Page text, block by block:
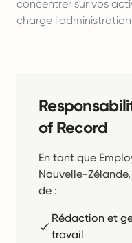
concentrer sur vos
charge l'administration
of Record
En tant que
Nouvelle-
de :
Rédaction et
travail